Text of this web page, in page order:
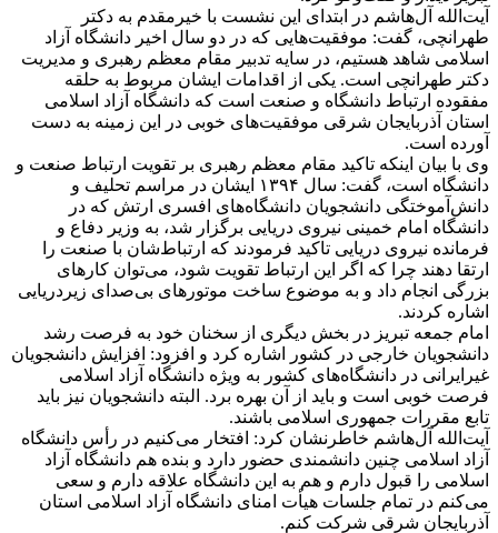
‎آیت‌الله آل‌هاشم در ابتدای این نشست با خیرمقدم به دکتر
طهرانچی، گفت: موفقیت‌هایی که در دو سال اخیر دانشگاه آزاد
اسلامی شاهد هستیم، در سایه تدبیر مقام معظم رهبری و مدیریت
دکتر طهرانچی است. یکی از اقدامات ایشان مربوط به حلقه
مفقوده ارتباط دانشگاه و صنعت است که دانشگاه آزاد اسلامی
استان آذربایجان شرقی موفقیت‌های خوبی در این زمینه به دست
آورده است.
‎وی با بیان اینکه تاکید مقام معظم رهبری بر تقویت ارتباط صنعت و
دانشگاه است، گفت: سال ۱۳۹۴ ایشان در مراسم تحلیف و
دانش‌آموختگی دانشجویان دانشگاه‌های افسری ارتش که در
دانشگاه امام خمینی نیروی دریایی برگزار شد، به وزیر دفاع و
فرمانده نیروی دریایی تاکید فرمودند که ارتباط‌شان با صنعت را
ارتقا دهند چرا که اگر این ارتباط تقویت شود، می‌توان کارهای
بزرگی انجام داد و به موضوع ساخت موتورهای بی‌صدای زیردریایی
اشاره کردند.
‎امام جمعه تبریز در بخش دیگری از سخنان خود به فرصت رشد
دانشجویان خارجی در کشور اشاره کرد و افزود: افزایش دانشجویان
غیرایرانی در دانشگاه‌های کشور به ویژه دانشگاه آزاد اسلامی
فرصت خوبی است و باید از آن بهره برد. البته دانشجویان نیز باید
تابع مقررات جمهوری اسلامی باشند.
‎آیت‌الله آل‌هاشم خاطرنشان کرد: افتخار می‌کنیم در رأس دانشگاه
آزاد اسلامی چنین دانشمندی حضور دارد و بنده هم دانشگاه آزاد
اسلامی را قبول دارم و هم به این دانشگاه علاقه دارم و سعی
می‌کنم در تمام جلسات هیأت امنای دانشگاه آزاد اسلامی استان
آذربایجان شرقی شرکت کنم.